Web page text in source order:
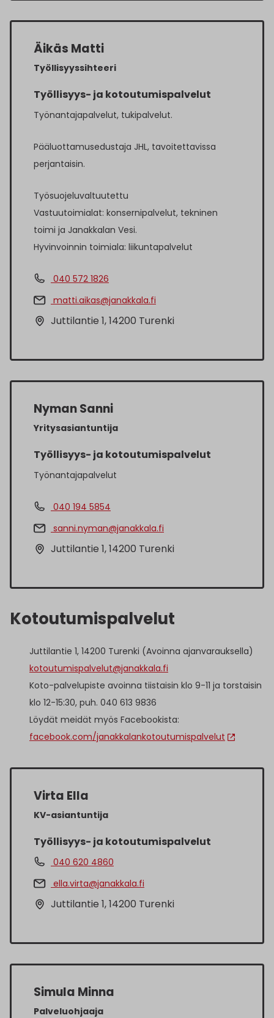
Äikäs Matti
Työllisyyssihteeri
Työllisyys- ja kotoutumispalvelut
Työnantajapalvelut, tukipalvelut.
Pääluottamusedustaja JHL, tavoitettavissa
perjantaisin.
Työsuojeluvaltuutettu
Vastuutoimialat: konsernipalvelut, tekninen
toimi ja Janakkalan Vesi.
Hyvinvoinnin toimiala: liikuntapalvelut
040 572 1826
matti.aikas@janakkala.fi
Juttilantie 1, 14200 Turenki
Nyman Sanni
Yritysasiantuntija
Työllisyys- ja kotoutumispalvelut
Työnantajapalvelut
040 194 5854
sanni.nyman@janakkala.fi
Juttilantie 1, 14200 Turenki
Kotoutumispalvelut
Juttilantie 1, 14200 Turenki (Avoinna ajanvarauksella)
kotoutumispalvelut@janakkala.fi
Koto-palvelupiste avoinna tiistaisin klo 9-11 ja torstaisin
klo 12-15:30, puh. 040 613 9836
Löydät meidät myös Facebookista:
facebook.com/janakkalankotoutumispalvelut
Virta Ella
KV-asiantuntija
Työllisyys- ja kotoutumispalvelut
040 620 4860
ella.virta@janakkala.fi
Juttilantie 1, 14200 Turenki
Simula Minna
Palveluohjaaja